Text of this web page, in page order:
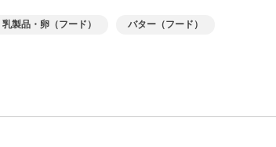
乳製品・卵（フード） バター（フード）